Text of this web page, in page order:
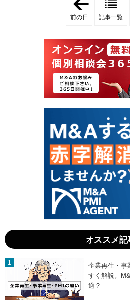
3
月
1
日
」
前の日 記事一覧
オススメ記
企業再生・事
すく解説。
適？